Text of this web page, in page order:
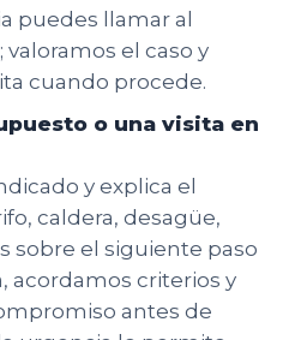
puedes llamar al
el caso y
cuando procede.
o una visita en
y explica el
caldera, desagüe,
sobre el siguiente paso
acordamos criterios y
antes de